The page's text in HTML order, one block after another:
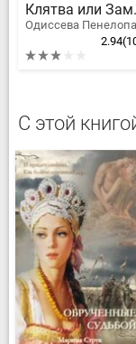
Одиссева Пенелопа
2.94
С этой